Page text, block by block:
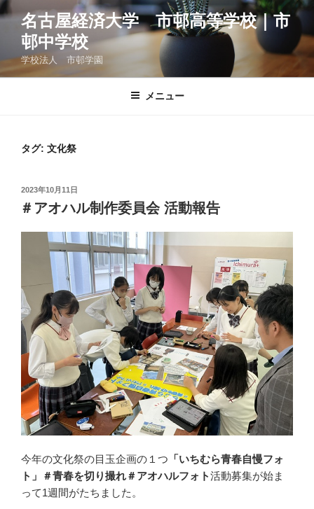
コ
ン
ツ
名古屋経済大学 市邨高等学校｜市
邨中学校
学校法人 市邨学園
メニュー
タグ: 文化祭
投
稿
日:
2023年10月11日
＃アオハル制作委員会 活動報告
今年の文化祭の目玉企画の１つ 「いちむら青春自慢フォ
ト」＃青春を切り撮れ＃アオハルフォト活動募集が始ま
って1週間がたちました。